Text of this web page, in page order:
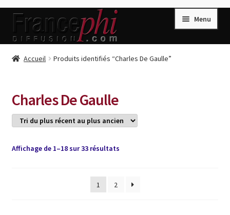
Aller
la
Aller
contenu
Menu
Accueil
Conditions de Vente
Connection
Accueil Produits identifiés “Charles De Gaulle”
Charles De Gaulle
Affichage de 1–18 sur 33 résultatsTrié
récent
1 2